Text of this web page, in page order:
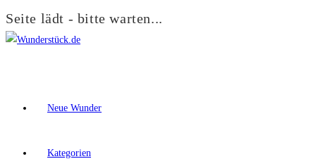
Seite lädt - bitte warten...
Zum
Neue Wunder
Kategorien